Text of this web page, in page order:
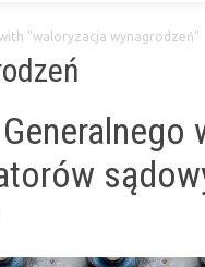
"waloryzacja wynagrodzeń"